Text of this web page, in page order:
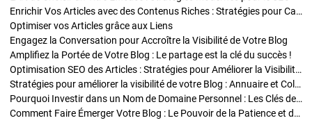
Enrichir Vos Articles avec des Contenus Riches : Stratégies pour Captiver et Optimiser
Optimiser vos Articles grâce aux Liens
Engagez la Conversation pour Accroître la Visibilité de Votre Blog
Amplifiez la Portée de Votre Blog : Le partage est la clé du succès !
Optimisation SEO des Articles : Stratégies pour Améliorer la Visibilité de Votre Blog
Stratégies pour améliorer la visibilité de votre Blog : Annuaire et Collaborations
Pourquoi Investir dans un Nom de Domaine Personnel : Les Clés de la Réussite de Votre Blog
Comment Faire Émerger Votre Blog : Le Pouvoir de la Patience et de la Persévérance